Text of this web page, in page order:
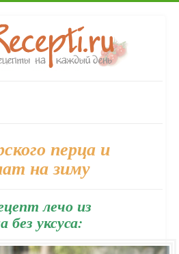
Напитки Консервирование
перца и
на зиму
лечо из
без уксуса: